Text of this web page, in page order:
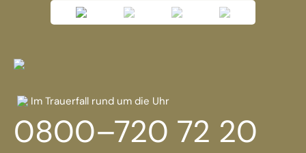
Im Trauerfall rund um die Uhr
0800–720 72 20